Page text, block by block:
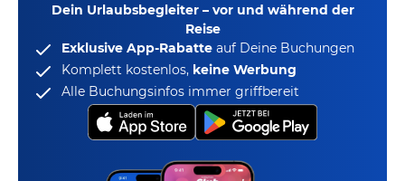
Dein Urlaubsbegleiter – vor und während der
Reise
Exklusive App-Rabatte auf Deine Buchungen
Komplett kostenlos, keine Werbung
Alle Buchungsinfos immer griffbereit